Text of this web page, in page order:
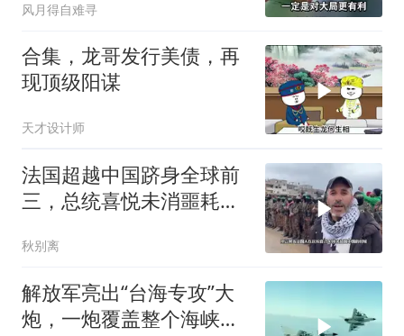
风月得自难寻
合集，龙哥发行美债，再
现顶级阳谋
天才设计师
法国超越中国跻身全球前
三，总统喜悦未消噩耗降
秋别离
解放军亮出“台海专攻”大
炮，一炮覆盖整个海峡，